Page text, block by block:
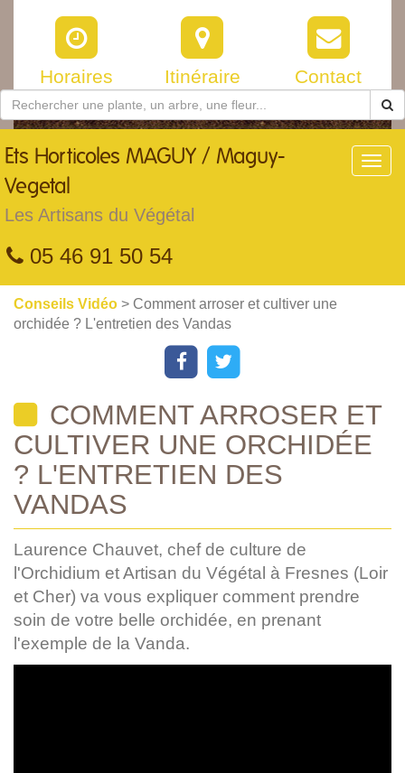
Horaires Itinéraire Contact
Ets Horticoles MAGUY / Maguy-
Vegetal
Les Artisans du Végétal
05 46 91 50 54
Conseils Vidéo > Comment arroser et cultiver une
orchidée ? L'entretien des Vandas
COMMENT ARROSER ET
CULTIVER UNE ORCHIDÉE
? L'ENTRETIEN DES
VANDAS
Laurence Chauvet, chef de culture de
l'Orchidium et Artisan du Végétal à Fresnes (Loir
et Cher) va vous expliquer comment prendre
soin de votre belle orchidée, en prenant
l'exemple de la Vanda.